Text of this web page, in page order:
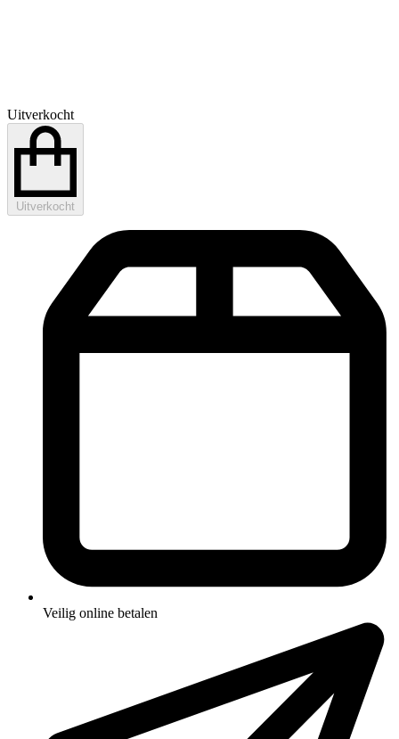
Uitverkocht
Uitverkocht
Veilig online betalen